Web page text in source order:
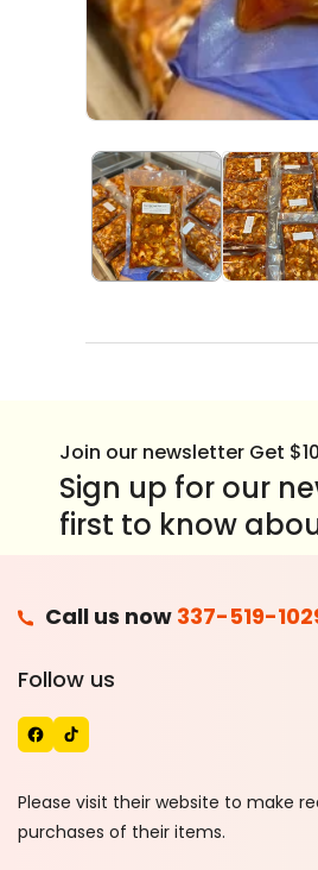
Join our newsletter Get
Sign up for our
first to know
Call us now 337-519-
Follow us
C
E
B
I
K
T
Please visit their website to make
purchases of their items.